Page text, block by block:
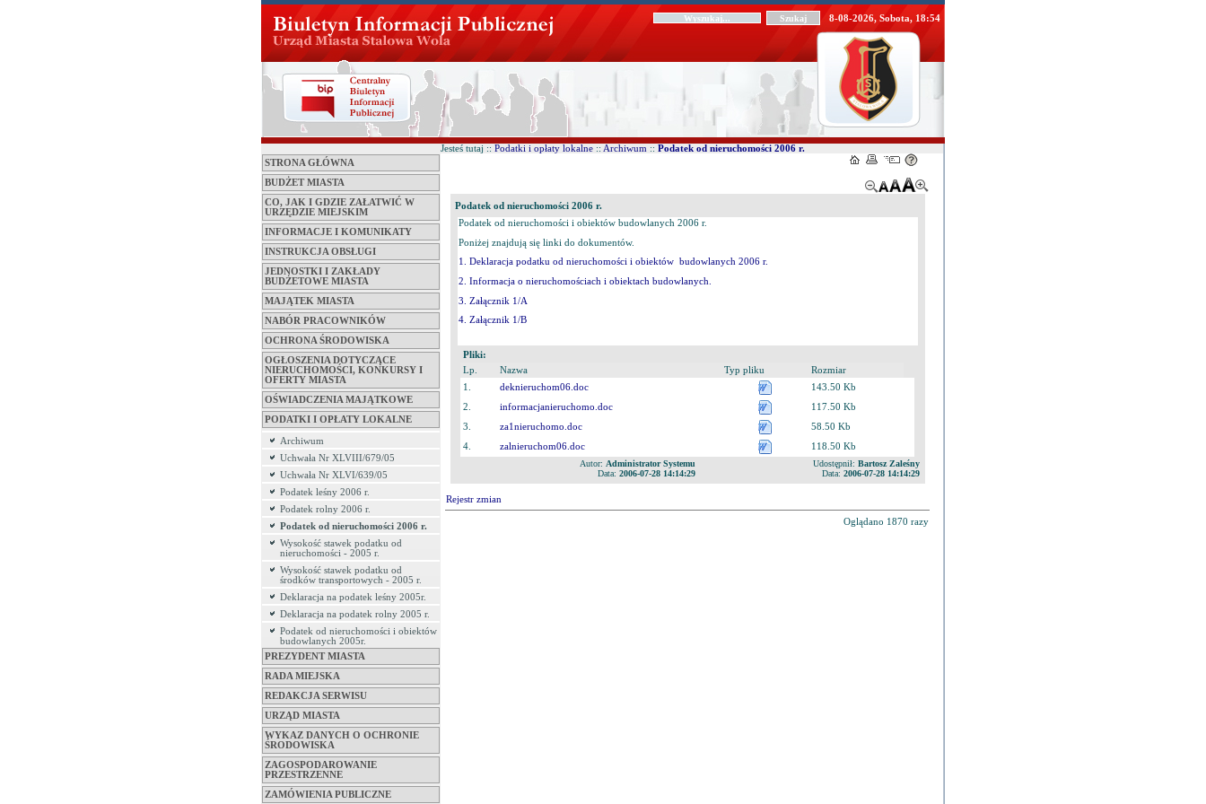
8-08-2026, Sobota, 18:54
STRONA GŁÓWNA
BUDŻET MIASTA
CO, JAK I GDZIE ZAŁATWIĆ W
URZĘDZIE MIEJSKIM
INFORMACJE I KOMUNIKATY
INSTRUKCJA OBSŁUGI
JEDNOSTKI I ZAKŁADY
BUDŻETOWE MIASTA
MAJĄTEK MIASTA
NABÓR PRACOWNIKÓW
OCHRONA ŚRODOWISKA
OGŁOSZENIA DOTYCZĄCE
NIERUCHOMOŚCI, KONKURSY I
OFERTY MIASTA
OŚWIADCZENIA MAJĄTKOWE
PODATKI I OPŁATY LOKALNE
Archiwum
Uchwała Nr XLVIII/679/05
Uchwała Nr XLVI/639/05
Podatek leśny 2006 r.
Podatek rolny 2006 r.
Podatek od nieruchomości 2006 r.
Wysokość stawek podatku od
nieruchomości - 2005 r.
Wysokość stawek podatku od
środków transportowych - 2005 r.
Deklaracja na podatek leśny 2005r.
Deklaracja na podatek rolny 2005 r.
Podatek od nieruchomości i obiektów
budowlanych 2005r.
PREZYDENT MIASTA
RADA MIEJSKA
REDAKCJA SERWISU
URZĄD MIASTA
WYKAZ DANYCH O OCHRONIE
ŚRODOWISKA
ZAGOSPODAROWANIE
PRZESTRZENNE
ZAMÓWIENIA PUBLICZNE
Jesteś tutaj :: Podatki i opłaty lokalne :: Archiwum :: Podatek od nieruchomości 2006 r.
Podatek od nieruchomości 2006 r.
Podatek od nieruchomości i obiektów budowlanych 2006 r.
Poniżej znajdują się linki do dokumentów.
1. Deklaracja podatku od nieruchomości i obiektów budowlanych 2006 r.
2. Informacja o nieruchomościach i obiektach budowlanych.
3. Załącznik 1/A
4. Załącznik 1/B
Pliki:
Lp. Nazwa Typ pliku
Rozmiar
1.
deknieruchom06.doc
143.50 Kb
2.
informacjanieruchomo.doc
117.50 Kb
3.
za1nieruchomo.doc
58.50 Kb
4.
zalnieruchom06.doc
118.50 Kb
Autor: Administrator Systemu
Data: 2006-07-28 14:14:29
Udostępnił: Bartosz Zaleśny
Data: 2006-07-28 14:14:29
Rejestr zmian
Oglądano 1870 razy